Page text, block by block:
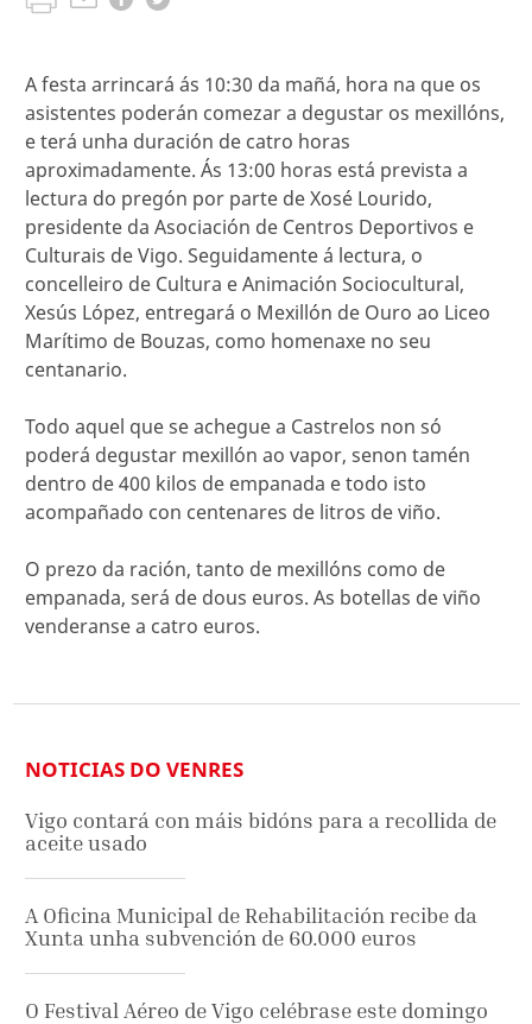
A festa arrincará ás 10:30 da mañá, hora na que os
asistentes poderán comezar a degustar os mexillóns,
e terá unha duración de catro horas
aproximadamente. Ás 13:00 horas está prevista a
lectura do pregón por parte de Xosé Lourido,
presidente da Asociación de Centros Deportivos e
Culturais de Vigo. Seguidamente á lectura, o
concelleiro de Cultura e Animación Sociocultural,
Xesús López, entregará o Mexillón de Ouro ao Liceo
Marítimo de Bouzas, como homenaxe no seu
centanario.
Todo aquel que se achegue a Castrelos non só
poderá degustar mexillón ao vapor, senon tamén
dentro de 400 kilos de empanada e todo isto
acompañado con centenares de litros de viño.
O prezo da ración, tanto de mexillóns como de
empanada, será de dous euros. As botellas de viño
venderanse a catro euros.
NOTICIAS DO VENRES
Vigo contará con máis bidóns para a recollida de
aceite usado
A Oficina Municipal de Rehabilitación recibe da
Xunta unha subvención de 60.000 euros
O Festival Aéreo de Vigo celébrase este domingo